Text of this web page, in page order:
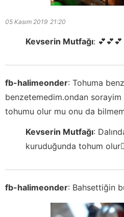
05 Kasım 2019 21:20
Kevserin Mutfağı: 💕💕💕
fb-halimeonder: Tohuma
benzetemedim.ondan
tohumu olur mu onu da
Kevserin Mutfağı:
kuruduğunda tohum
fb-halimeonder: Bahsettiğin